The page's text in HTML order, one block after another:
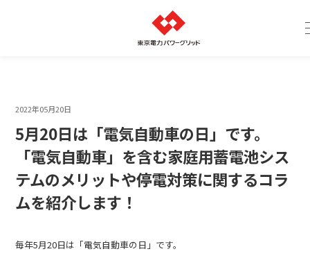
2022年05月20日
5月20日は「電気自動車の日」です。
「電気自動車」を含む家庭用蓄電池シス
テムのメリットや停電対策に関するコラ
ムを紹介します！
毎年5月20日は「電気自動車の日」です。